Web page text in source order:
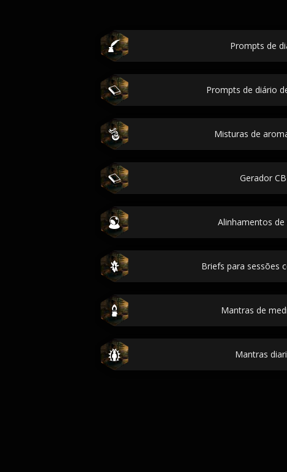
Prompts de
Prompts de diário
Misturas de
Gerador
Alinhamentos de
Briefs para sessões
Mantras de
Mantras